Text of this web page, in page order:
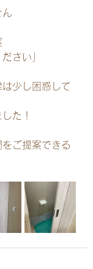
ん
さい」
少し困惑して
た！
ご提案できる